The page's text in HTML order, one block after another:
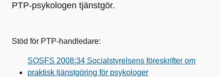
PTP-psykologen tjänstgör.
Stöd för PTP-handledare:
SOSFS 2008:34 Socialstyrelsens föreskrifter om
praktisk tjänstgöring för psykologer